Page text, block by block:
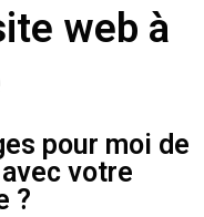
web à
pour moi de
votre
?